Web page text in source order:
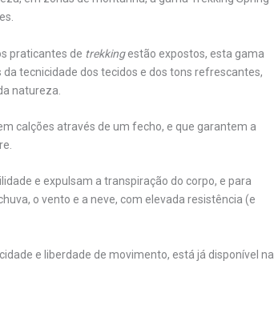
praticantes de trekkingestão expostos, esta gama
tecnicidade dos tecidos e dos tons refrescantes,
natureza.
calções através de um fecho, e que garantem a
e expulsam a transpiração do corpo, e para
o vento e a neve, com elevada resistência (e
e liberdade de movimento, está já disponível na